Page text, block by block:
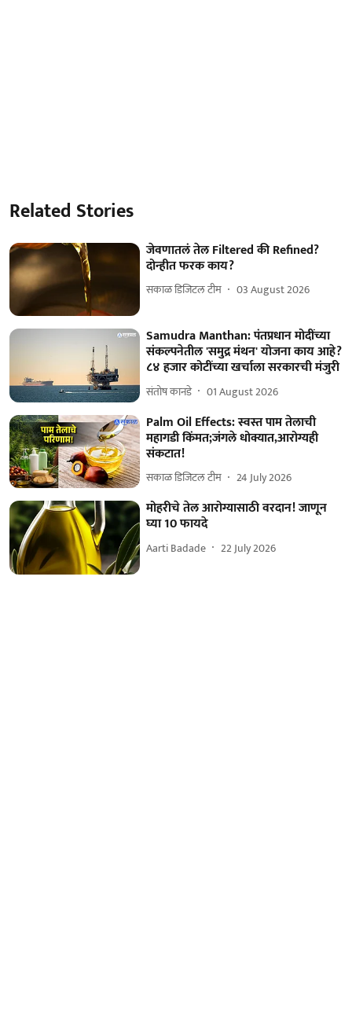
Related Stories
जेवणातलं तेल Filtered की Refined?
दोन्हीत फरक काय?
सकाळ डिजिटल टीम 03 August 2026
Samudra Manthan: पंतप्रधान मोदींच्या
संकल्पनेतील 'समुद्र मंथन' योजना काय आहे?
८४ हजार कोटींच्या खर्चाला सरकारची मंजुरी
संतोष कानडे 01 August 2026
Palm Oil Effects: स्वस्त पाम तेलाची
महागडी किंमत;जंगले धोक्यात,आरोग्यही
संकटात!
सकाळ डिजिटल टीम 24 July 2026
मोहरीचे तेल आरोग्यासाठी वरदान! जाणून
घ्या 10 फायदे
Aarti Badade 22 July 2026